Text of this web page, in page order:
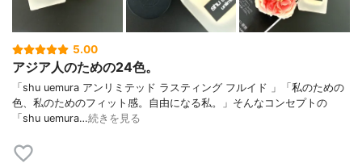
5.00
アジア人のための24色。
「shu uemura アンリミテッド ラスティング フルイド 」「私のための
色、私のためのフィット感。自由になる私。」そんなコンセプトの
「shu uemura…続きを見る